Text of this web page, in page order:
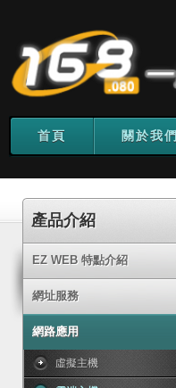
首頁 關於我們
產品介紹
EZ WEB 特點介紹
網址服務
網路應用
虛擬主機